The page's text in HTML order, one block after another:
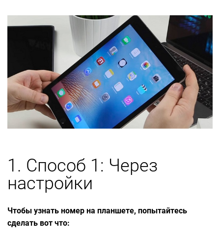
1. Способ 1: Через
настройки
Чтобы узнать номер на планшете, попытайтесь
сделать вот что: